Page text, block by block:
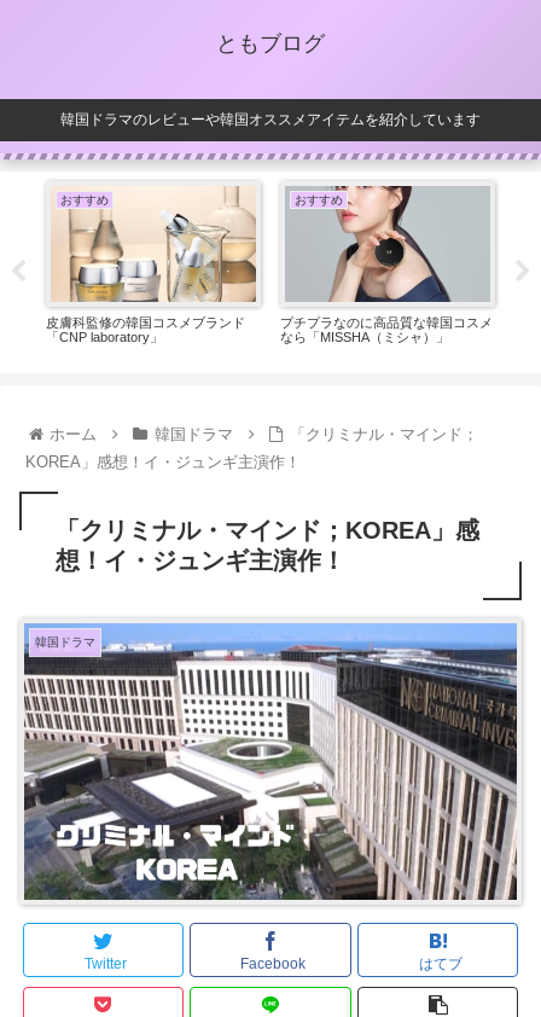
ともブログ
韓国ドラマのレビューや韓国オススメアイテムを紹介しています
おすすめ
皮膚科監修の韓国コスメブランド
「CNP laboratory」
おすすめ
プチプラなのに高品質な韓国コスメ
なら「MISSHA（ミシャ）」
ホーム 韓国ドラマ
「クリミナル・マインド；
KOREA」感想！イ・ジュンギ主演作！
「クリミナル・マインド；KOREA」感
想！イ・ジュンギ主演作！
韓国ドラマ
Twitter Facebook はてブ